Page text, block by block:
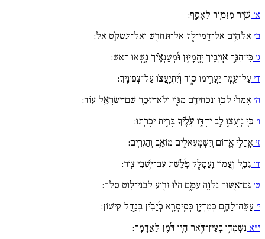
א׳ שִׁ֖יר מִזְמ֣וֹר לְאָסָֽף:
ב׳ אֱלֹהִ֥ים אַל־דֳּמִי־לָ֑ךְ אַל־תֶּֽחֱרַ֖שׁ וְאַל־תִּשְׁקֹ֣ט אֵֽל:
ג׳ כִּי־הִנֵּ֣ה אֽ֖וֹיְבֶיךָ יֶֽהֱמָי֑וּן וּ֜מְשַׂנְאֶ֗יךָ נָ֣שְׂאוּ רֹֽאשׁ:
ד׳ עַל־עַ֖מְּךָ יַֽעֲרִ֣ימוּ ס֑וֹד וְ֜יִֽתְיָֽעֲצ֗וּ עַל־צְפוּנֶֽיךָ:
ה׳ אָֽמְר֗וּ לְכ֣וּ וְנַכְחִידֵ֣ם מִגּ֑וֹי וְלֹֽא־יִזָּכֵ֖ר שֵׁם־יִשְׂרָאֵ֣ל עֽוֹד:
ו׳ כִּ֚י נֽוֹעֲצ֣וּ לֵ֣ב יַחְדָּ֑ו עָ֜לֶ֗יךָ בְּרִ֣ית יִכְרֹֽתוּ:
ז׳ אָֽהֳלֵ֣י אֱ֖דוֹם וְיִשְׁמְעֵאלִ֑ים מוֹאָ֥ב וְהַגְרִֽים:
ח׳ גְּבָ֣ל וְ֖עַמּוֹן וַֽעֲמָלֵ֑ק פְּ֜לֶ֗שֶׁת עִם־יֹ֥שְׁבֵי צֽוֹר:
ט׳ גַּם־אַ֖שּׁוּר נִלְוָ֣ה עִמָּ֑ם הָי֨וּ זְר֖וֹעַ לִבְנֵי־ל֣וֹט סֶֽלָה:
י׳ עֲשֵׂה־לָהֶ֥ם כְּמִדְיָ֑ן כְּסִֽיסְרָ֥א כְ֜יָבִ֗ין בְּנַ֣חַל קִישֽׁוֹן:
י״א נִשְׁמְד֥וּ בְעֵין־דֹּ֑אר הָ֥יוּ דֹּ֜֗מֶן לַאֲדָמָֽה: